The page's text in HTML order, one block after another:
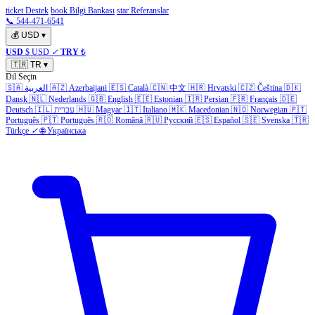
ticket Destek book Bilgi Bankası star Referanslar
📞 544-471-6541
💰 USD ▾
USD $ USD ✓ TRY ₺
🇹🇷 TR ▾
Dil Seçin
🇸🇦 العربية 🇦🇿 Azerbaijani 🇪🇸 Català 🇨🇳 中文 🇭🇷 Hrvatski 🇨🇿 Čeština 🇩🇰
Dansk 🇳🇱 Nederlands 🇬🇧 English 🇪🇪 Estonian 🇮🇷 Persian 🇫🇷 Français 🇩🇪
Deutsch 🇮🇱 עברית 🇭🇺 Magyar 🇮🇹 Italiano 🇲🇰 Macedonian 🇳🇴 Norwegian 🇵🇹
Português 🇵🇹 Português 🇷🇴 Română 🇷🇺 Русский 🇪🇸 Español 🇸🇪 Svenska 🇹🇷
Türkçe ✓ 🌐 Українська